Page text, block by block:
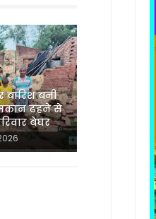
बारिश बनी
ढहने से
बेघर